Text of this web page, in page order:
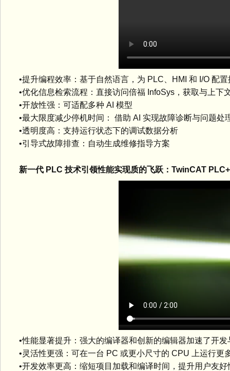
•提升编程效率：基于自然语言，为 PLC、HMI 和 I/O 配置
•优化信息检索流程：直接访问倍福 InfoSys，获取与上下
•开放性强：可适配多种 AI 模型
•最大限度减少停机时间： 借助 AI 实现故障诊断与问题处
•透明度高：支持运行状态下的调试数据分析
•引导式故障排查：自动生成维修指导方案
新一代 PLC 技术引领性能实现质的飞跃：TwinCAT
•性能显著提升：强大的编译器和创新的编辑器加速了开发
•灵活性更强：可在一台 PC 或更小尺寸的 CPU 上运行更
•开发效率更高：缩短项目加载和编译时间，提升用户友好